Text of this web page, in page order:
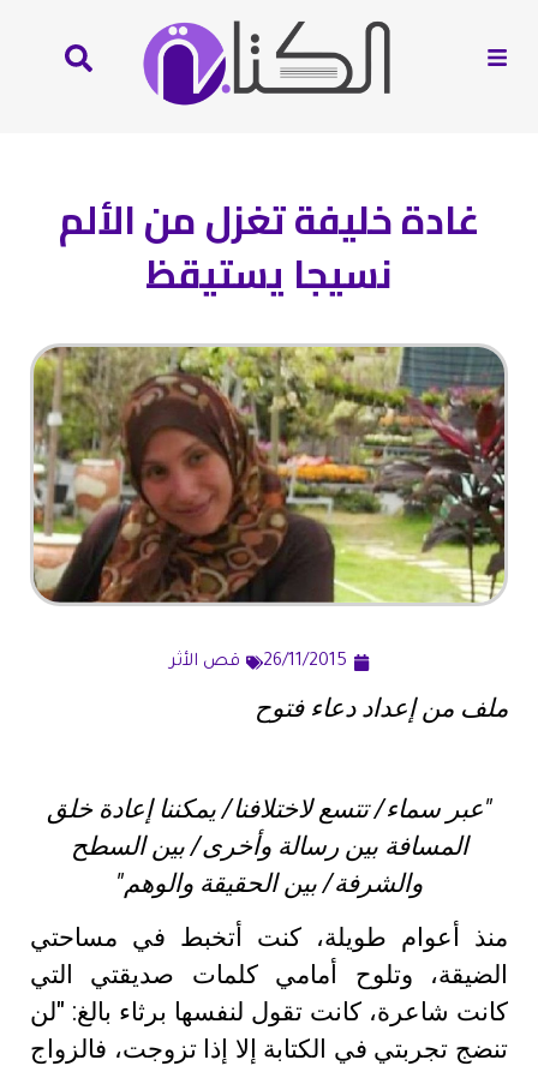
غادة خليفة تغزل من الألم
نسيجا يستيقظ
26/11/2015 قص الأثر
ملف من إعداد دعاء فتوح
"عبر سماء/ تتسع لاختلافنا/ يمكننا إعادة خلق
المسافة بين رسالة وأخرى/ بين السطح
والشرفة/ بين الحقيقة والوهم"
منذ أعوام طويلة، كنت أتخبط في مساحتي
الضيقة، وتلوح أمامي كلمات صديقتي التي
كانت شاعرة، كانت تقول لنفسها برثاء بالغ: "لن
تنضج تجربتي في الكتابة إلا إذا تزوجت، فالزواج